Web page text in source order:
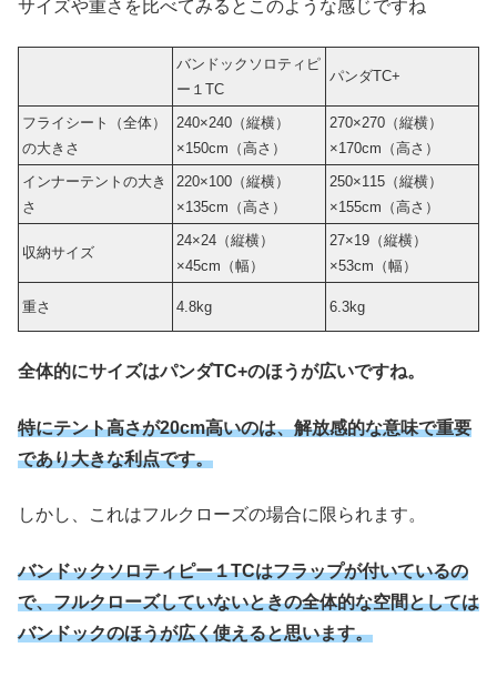
サイズや重さを比べてみるとこのような感じですね
バンドックソロティピ
ー１TC
パンダTC+
フライシート（全体）
の大きさ
240×240（縦横）
×150cm（高さ）
270×270（縦横）
×170cm（高さ）
インナーテントの大き
さ
220×100（縦横）
×135cm（高さ）
250×115（縦横）
×155cm（高さ）
収納サイズ
24×24（縦横）
×45cm（幅）
27×19（縦横）
×53cm（幅）
重さ 4.8kg 6.3kg
全体的にサイズはパンダTC+のほうが広いですね。
特にテント高さが20cm高いのは、解放感的な意味で重要
であり大きな利点です。
しかし、これはフルクローズの場合に限られます。
バンドックソロティピー１TCはフラップが付いているの
で、フルクローズしていないときの全体的な空間としては
バンドックのほうが広く使えると思います。